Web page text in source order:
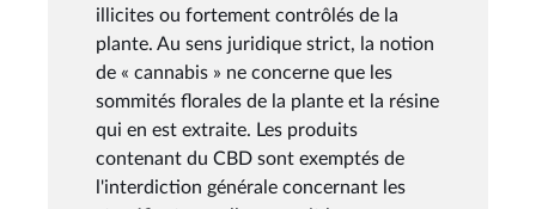
illicites ou fortement contrôlés de la
plante. Au sens juridique strict, la notion
de « cannabis » ne concerne que les
sommités florales de la plante et la résine
qui en est extraite. Les produits
contenant du CBD sont exemptés de
l'interdiction générale concernant les